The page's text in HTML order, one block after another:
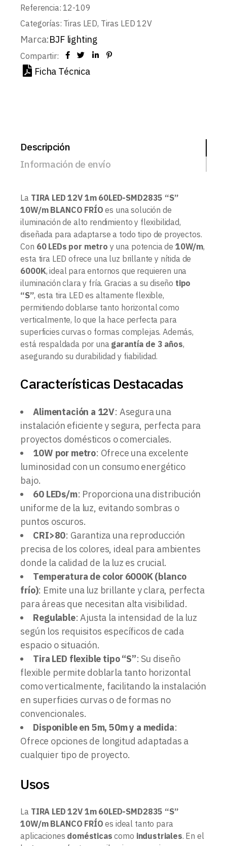
Referencia: 12-109
Categorías: Tiras LED, Tiras LED 12V
Marca:BJF lighting
Compartir:
Ficha Técnica
Descripción
Información de envío
La TIRA LED 12V 1m 60LED-SMD2835 “S”
10W/m BLANCO FRÍO es una solución de
iluminación de alto rendimiento y flexibilidad,
diseñada para adaptarse a todo tipo de proyectos.
Con 60 LEDs por metro y una potencia de 10W/m,
esta tira LED ofrece una luz brillante y nítida de
6000K, ideal para entornos que requieren una
iluminación clara y fría. Gracias a su diseño tipo
“S”, esta tira LED es altamente flexible,
permitiendo doblarse tanto horizontal como
verticalmente, lo que la hace perfecta para
superficies curvas o formas complejas. Además,
está respaldada por una garantía de 3 años,
asegurando su durabilidad y fiabilidad.
Características Destacadas
Alimentación a 12V: Asegura una
instalación eficiente y segura, perfecta para
proyectos domésticos o comerciales.
10W por metro: Ofrece una excelente
luminosidad con un consumo energético
bajo.
60 LEDs/m: Proporciona una distribución
uniforme de la luz, evitando sombras o
puntos oscuros.
CRI>80: Garantiza una reproducción
precisa de los colores, ideal para ambientes
donde la calidad de la luz es crucial.
Temperatura de color 6000K (blanco
frío): Emite una luz brillante y clara, perfecta
para áreas que necesitan alta visibilidad.
Regulable: Ajusta la intensidad de la luz
según los requisitos específicos de cada
espacio o situación.
Tira LED flexible tipo “S”: Su diseño
flexible permite doblarla tanto horizontal
como verticalmente, facilitando la instalación
en superficies curvas o de formas no
convencionales.
Disponible en 5m, 50m y a medida:
Ofrece opciones de longitud adaptadas a
cualquier tipo de proyecto.
Usos
La TIRA LED 12V 1m 60LED-SMD2835 “S”
10W/m BLANCO FRÍO es ideal tanto para
aplicaciones domésticas como industriales. En el